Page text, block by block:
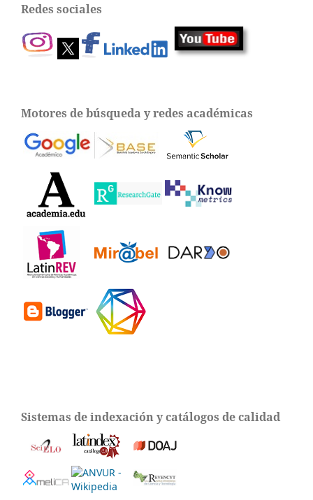
Redes sociales
Motores de búsqueda y redes académicas
Sistemas de indexación y catálogos de calidad